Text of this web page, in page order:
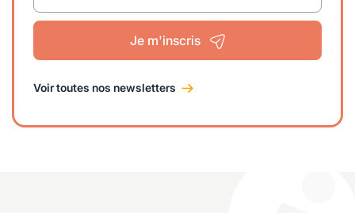
Je m'inscris
Voir toutes nos newsletters